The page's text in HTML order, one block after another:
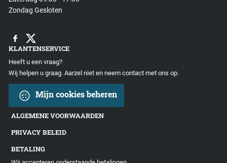
Zondag Gesloten
KLANTENSERVICE
Heeft u een vraag?
Wij helpen u graag. Aarzel niet en neem contact met ons op.
Mijn cookies beheren
ALGEMENE VOORWAARDEN
PRIVACY BELEID
BETALING